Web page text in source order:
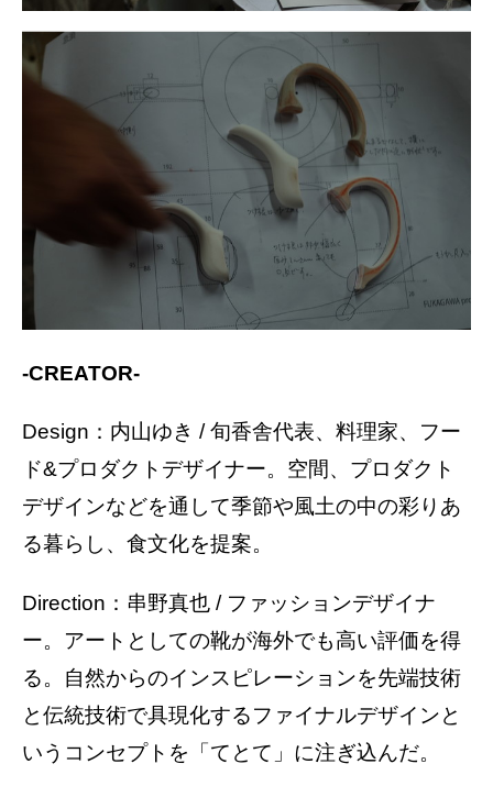
-CREATOR​-
Design：内山ゆき / 旬香舎代表、料理家、フー
ド&プロダクトデザイナー。空間、プロダクト
デザインなどを通して季節や風土の中の彩りあ
る暮らし、食文化を提案。
Direction：串野真也 / ファッションデザイナ
ー。アートとしての靴が海外でも高い評価を得
る。自然からのインスピレーションを先端技術
と伝統技術で具現化するファイナルデザインと
いうコンセプトを「てとて」に注ぎ込んだ。